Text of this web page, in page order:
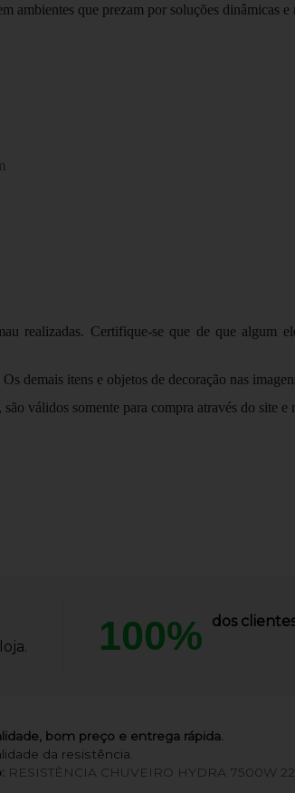
ambientes que prezam por soluções dinâmicas
realizadas. Certifique-se que de que algum
demais itens e objetos de decoração nas
válidos somente para compra através do site e
100% dos
bom preço e entrega rápida.
da resistência.
RESISTÊNCIA CHUVEIRO HYDRA 7500W